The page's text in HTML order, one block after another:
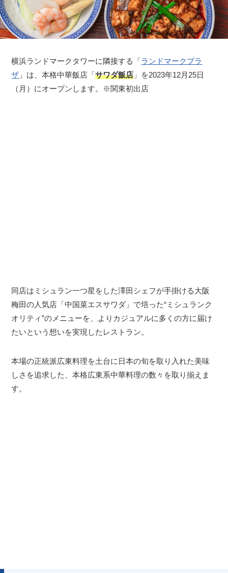
横浜ランドマークタワーに隣接する「ランドマークプラ
ザ 」は、本格中華飯店「サワダ飯店 」を2023年12月25日
（月）にオープンします。※関東初出店
同店はミシュラン一つ星をした澤田シェフが手掛ける大阪
梅田の人気店「中国菜エスサワダ」で培った“ミシュランク
オリティ”のメニューを、よりカジュアルに多くの方に届け
たいという想いを実現したレストラン。
本場の正統派広東料理を土台に日本の旬を取り入れた美味
しさを追求した、本格広東系中華料理の数々を取り揃えま
す。